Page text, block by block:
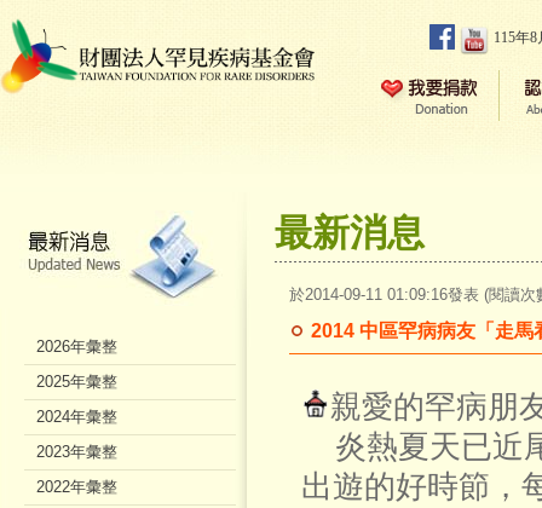
115年
最新消息
於2014-09-11 01:09:16發表 (閱讀次
2014 中區罕病病友「走馬
親愛的罕病朋
炎熱夏天已近
出遊的好時節，
2026年彙整
2025年彙整
2024年彙整
2023年彙整
2022年彙整